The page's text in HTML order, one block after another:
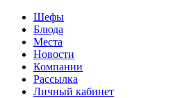
Шефы
Блюда
Места
Новости
Компании
Рассылка
Личный кабинет